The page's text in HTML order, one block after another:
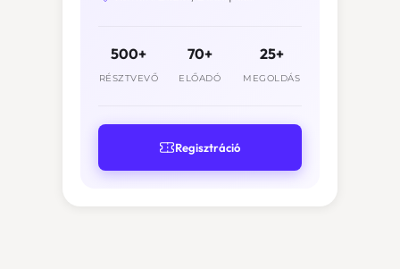
500+
RÉSZTVEVŐ
70+
ELŐADÓ
25+
MEGOLDÁS
Regisztráció